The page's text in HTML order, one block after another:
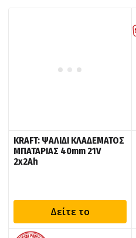
KRAFT: ΨΑΛΙΔΙ ΚΛΑΔΕΜΑΤΟΣ
ΜΠΑΤΑΡΙΑΣ 40mm 21V
2x2Ah
Δείτε το